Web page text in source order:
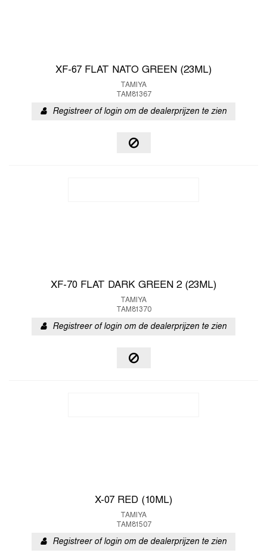
XF-67 FLAT NATO GREEN (23ML)
TAMIYA
TAM81367
Registreer of login om de dealerprijzen te zien
XF-70 FLAT DARK GREEN 2 (23ML)
TAMIYA
TAM81370
Registreer of login om de dealerprijzen te zien
X-07 RED (10ML)
TAMIYA
TAM81507
Registreer of login om de dealerprijzen te zien